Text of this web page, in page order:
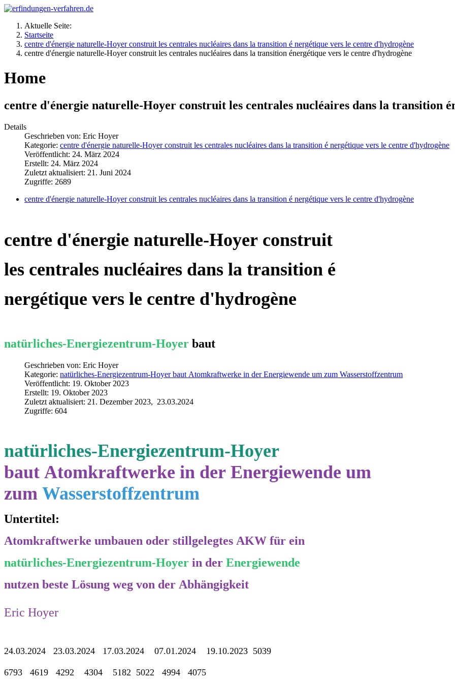
Aktuelle Seite:
Startseite
centre d'énergie naturelle-Hoyer construit les centrales nucléaires dans la transition é nergétique vers le centre d'hydrogène
centre d'énergie naturelle-Hoyer construit les centrales nucléaires dans la transition énergétique vers le centre d'hydrogène
Home
Details
Geschrieben von: Eric Hoyer
Kategorie:
centre d'énergie naturelle-Hoyer construit les centrales nucléaires dans la transition é nergétique vers le centre d'hydrogène
Veröffentlicht: 24. März 2024
Erstellt: 24. März 2024
Zuletzt aktualisiert: 21. Juni 2024
Zugriffe: 2689
centre d'énergie naturelle-Hoyer construit les centrales nucléaires dans la transition é nergétique vers le centre d'hydrogène
centre d'énergie naturelle-Hoyer construit
les centrales nucléaires dans la transition é
nergétique vers le centre d'hydrogène
natürliches-Energiezentrum-Hoyer baut
Geschrieben von: Eric Hoyer
Kategorie: natürliches-Energiezentrum-Hoyer baut Atomkraftwerke in der Energiewende um zum Wasserstoffzentrum
Veröffentlicht: 19. Oktober 2023
Erstellt: 19. Oktober 2023
Zuletzt aktualisiert: 21. Dezember 2023, 23.03.2024
Zugriffe: 604
natürliches-Energiezentrum-Hoyer
baut Atomkraftwerke in der Energiewende um
zum Wasserstoffzentrum
Untertitel:
Atomkraftwerke umbauen oder stillgelegtes AKW für ein
natürliches-Energiezentrum-Hoyer in der Energiewende
nutzen beste Lösung weg von der Abhängigkeit
Eric Hoyer
24.03.2024 23.03.2024 17.03.2024 07.01.2024 19.10.2023 5039
6793 4619 4292 4304 5182 5022 4994 4075